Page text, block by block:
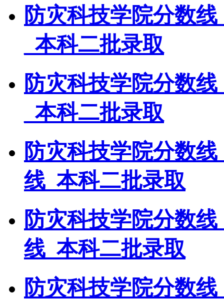
防灾科技学院分数
_本科二批录取
防灾科技学院分数
_本科二批录取
防灾科技学院分数
线_本科二批录取
防灾科技学院分数
线_本科二批录取
防灾科技学院分数